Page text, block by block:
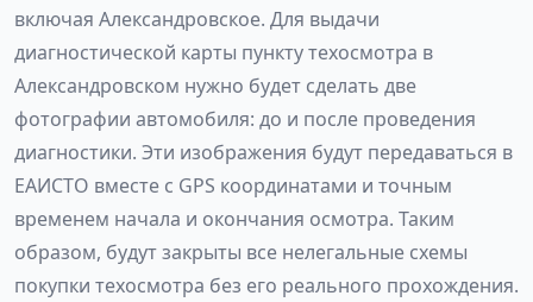
включая Александровское. Для выдачи
диагностической карты пункту техосмотра в
Александровском нужно будет сделать две
фотографии автомобиля: до и после проведения
диагностики. Эти изображения будут передаваться в
ЕАИСТО вместе с GPS координатами и точным
временем начала и окончания осмотра. Таким
образом, будут закрыты все нелегальные схемы
покупки техосмотра без его реального прохождения.